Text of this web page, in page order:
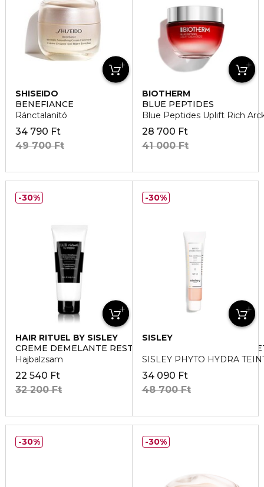
SHISEIDO
BENEFIANCE
Ránctalanító
34 790 Ft
49 700 Ft
BIOTHERM
BLUE PEPTIDES
Blue Peptides Uplift Rich
28 700 Ft
41 000 Ft
HAIR RITUEL BY SISLEY
CREME DEMELANTE RESTRUCTURANTE
Hajbalzsam
22 540 Ft
32 200 Ft
30%
SISLEY
SISLEY PHYTO HYDRA
34 090 Ft
48 700 Ft
30%
30% 30%